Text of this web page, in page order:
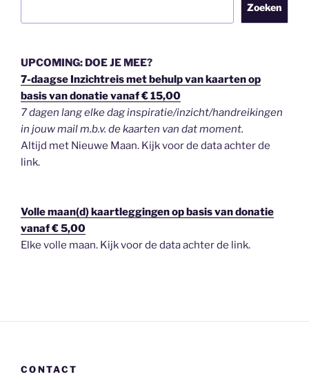
Zoeken
UPCOMING: DOE JE MEE?
7-daagse Inzichtreis met behulp van kaarten op
basis van donatie vanaf € 15,00
7 dagen lang elke dag inspiratie/inzicht/handreikingen
in jouw mail m.b.v. de kaarten van dat moment.
Altijd met Nieuwe Maan. Kijk voor de data achter de
link.
Volle maan(d) kaartleggingen op basis van donatie
vanaf € 5,00
Elke volle maan. Kijk voor de data achter de link.
CONTACT